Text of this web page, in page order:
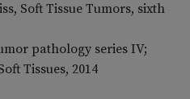
Soft Tissue Tumors, sixth
pathology series IV;
Tissues, 2014